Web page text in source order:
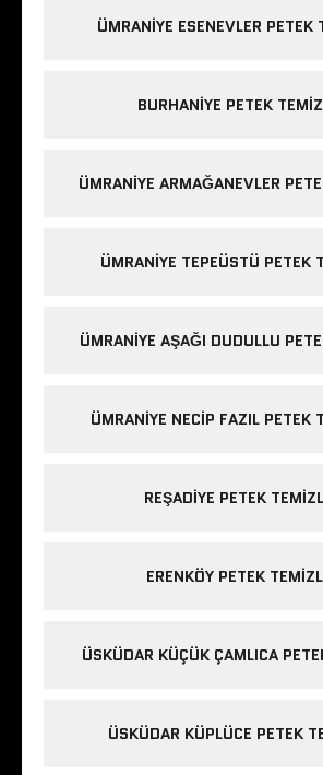
ÜMRANIYE ESENEVLER PETEK
BURHANIYE PETEK
ÜMRANIYE ARMAĞANEVLER
ÜMRANIYE TEPEÜSTÜ PETEK
ÜMRANIYE AŞAĞI DUDULLU
ÜMRANIYE NECIP FAZIL PETEK
REŞADIYE PETEK
ERENKÖY PETEK
ÜSKÜDAR KÜÇÜK ÇAMLICA
ÜSKÜDAR KÜPLÜCE PETEK